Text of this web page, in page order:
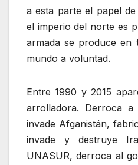
a esta parte el papel
el imperio del norte es
armada se produce en
mundo a voluntad.
Entre 1990 y 2015
arrolladora. Derroca a
invade Afganistán,
invade y destruye
UNASUR, derroca al